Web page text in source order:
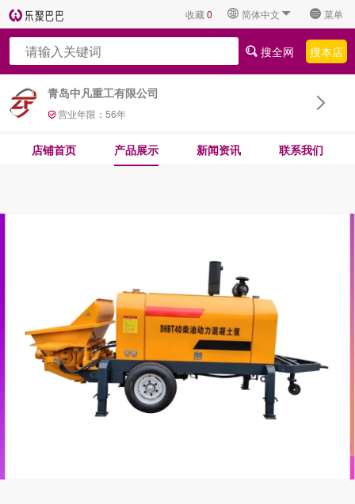
收藏0 简体中文 菜单
青岛中凡重工有限公司
营业年限： 56年
搜全网 搜本店
店铺首页 产品展示 新闻资讯 联系我们